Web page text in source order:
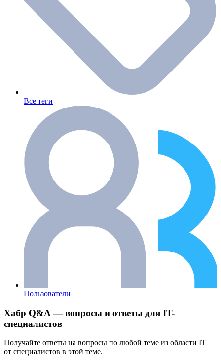
Все теги
Пользователи
Хабр Q&A — вопросы и ответы для IT-
специалистов
Получайте ответы на вопросы по любой теме из области IT
от специалистов в этой теме.